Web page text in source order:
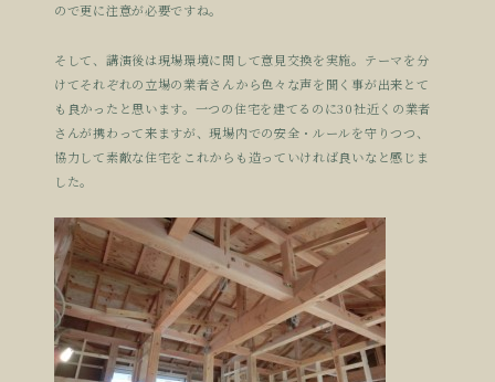
ので更に注意が必要ですね。
そして、講演後は現場環境に関して意見交換を実施。テーマを分
けてそれぞれの立場の業者さんから色々な声を聞く事が出来とて
も良かったと思います。一つの住宅を建てるのに30社近くの業者
さんが携わって来ますが、現場内での安全・ルールを守りつつ、
協力して素敵な住宅をこれからも造っていければ良いなと感じま
した。